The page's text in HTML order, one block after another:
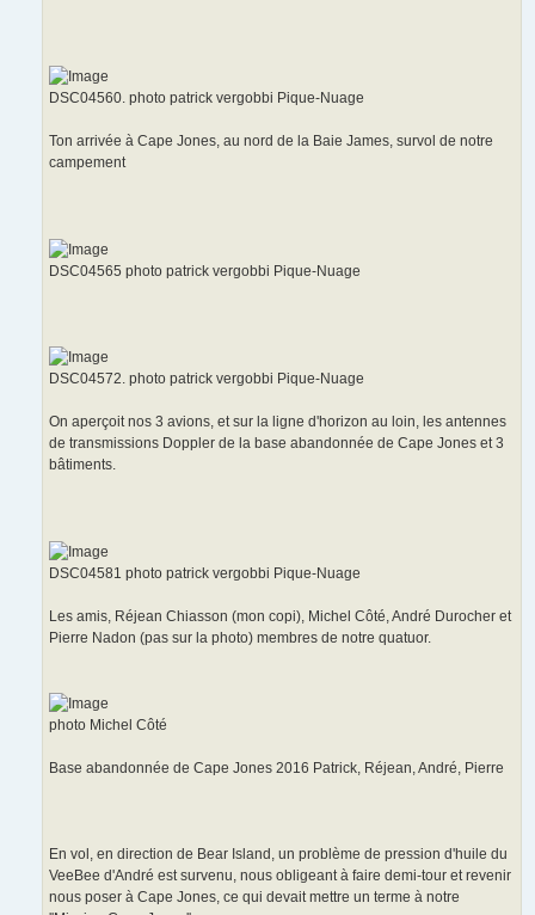
DSC04560. photo patrick vergobbi Pique-Nuage
Ton arrivée à Cape Jones, au nord de la Baie James, survol de notre
campement
DSC04565 photo patrick vergobbi Pique-Nuage
DSC04572. photo patrick vergobbi Pique-Nuage
On aperçoit nos 3 avions, et sur la ligne d'horizon au loin, les antennes
de transmissions Doppler de la base abandonnée de Cape Jones et 3
bâtiments.
DSC04581 photo patrick vergobbi Pique-Nuage
Les amis, Réjean Chiasson (mon copi), Michel Côté, André Durocher et
Pierre Nadon (pas sur la photo) membres de notre quatuor.
photo Michel Côté
Base abandonnée de Cape Jones 2016 Patrick, Réjean, André, Pierre
En vol, en direction de Bear Island, un problème de pression d'huile du
VeeBee d'André est survenu, nous obligeant à faire demi-tour et revenir
nous poser à Cape Jones, ce qui devait mettre un terme à notre